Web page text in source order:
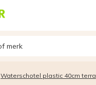
Waterschotel plastic 40cm terra